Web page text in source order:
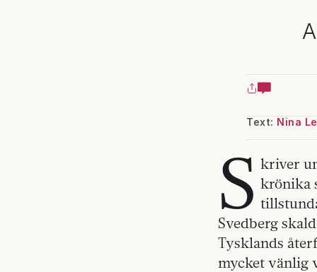
Text: Nina
S kriver
krönika
Svedberg
Tysklands
mycket vänlig